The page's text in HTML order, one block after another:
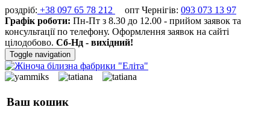
роздріб: +38 097 65 78 212 опт Чернігів: 093 073 13 97
Графік роботи: Пн-Пт з 8.30 до 12.00 - прийом заявок та
консультації по телефону. Оформлення заявок на сайті
цілодобово. Сб-Нд - вихідний!
Toggle navigation
Ваш кошик